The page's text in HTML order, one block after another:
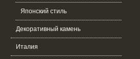
Японский стиль
Декоративный камень
Италия